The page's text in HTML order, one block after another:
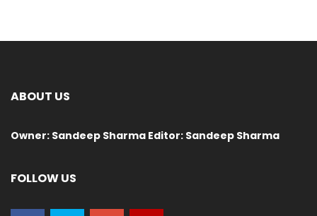
ABOUT US
Owner: Sandeep Sharma Editor: Sandeep Sharma
FOLLOW US